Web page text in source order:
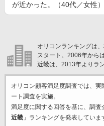
が近かった。（40代／女性）
オリコンランキングは
スタート。2006年から
近畿は、2013年よりラ
オリコン顧客満足度調査では、実
ート調査を実施。
満足度に関する回答を基に、調査
近畿」ランキングを発表していま